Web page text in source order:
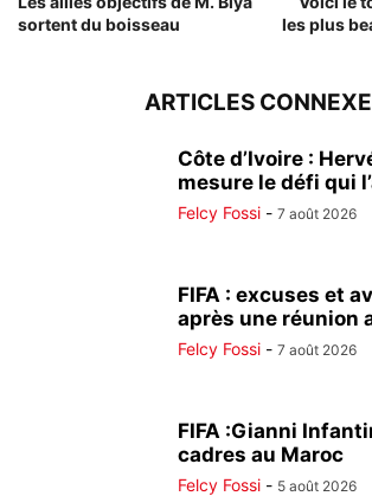
sortent du boisseau
les plus
ARTICLES
Côte d’Ivoire :
mesure le défi qui
Felcy Fossi - 7 août 2026
FIFA : excuses et
après une réunion
Felcy Fossi - 7 août 2026
FIFA :Gianni
cadres au Maroc
Felcy Fossi - 5 août 2026